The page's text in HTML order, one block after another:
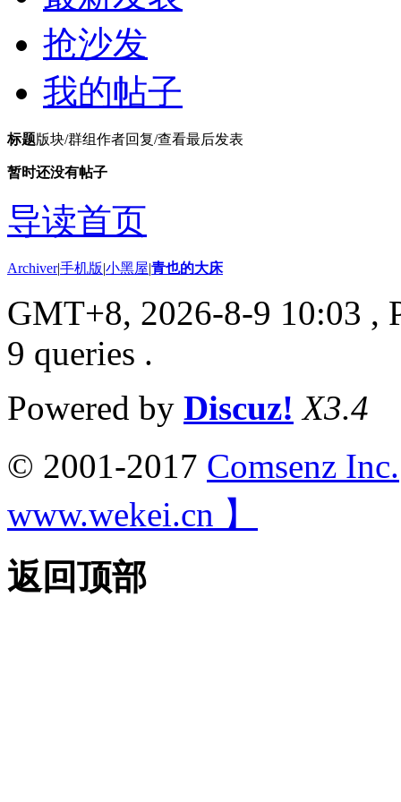
抢沙发
我的帖子
标题版块/群组作者回复/查看最后发表
暂时还没有帖子
导读首页
Archiver|手机版|小黑屋|青也的大床
GMT+8, 2026-8-9 10:03 ,
9 queries .
Powered by Discuz! X3.4
© 2001-2017 Comsenz Inc.
www.wekei.cn 】
返回顶部